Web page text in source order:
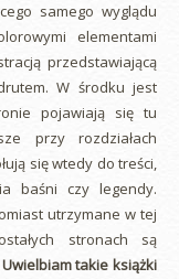
samego wyglądu
elementami
przedstawiającą
W środku jest
pojawiają się tu
przy rozdziałach
się wtedy do treści,
baśni czy legendy.
utrzymane w tej
stronach są
Uwielbiam takie książki